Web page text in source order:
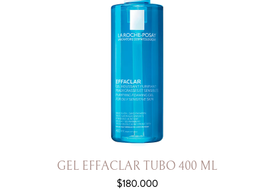
GEL EFFACLAR TUBO 400 ML
$180.000